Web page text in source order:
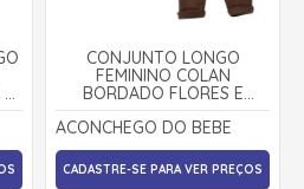
2
CONJUNTO LONGO
FEMININO COLAN
BORDADO FLORES E
CALÇA 22100047 -
ACONCHEGO DO BEBÊ
ACONCHEGO DO BEBE
CADASTRE-SE PARA VER PREÇOS